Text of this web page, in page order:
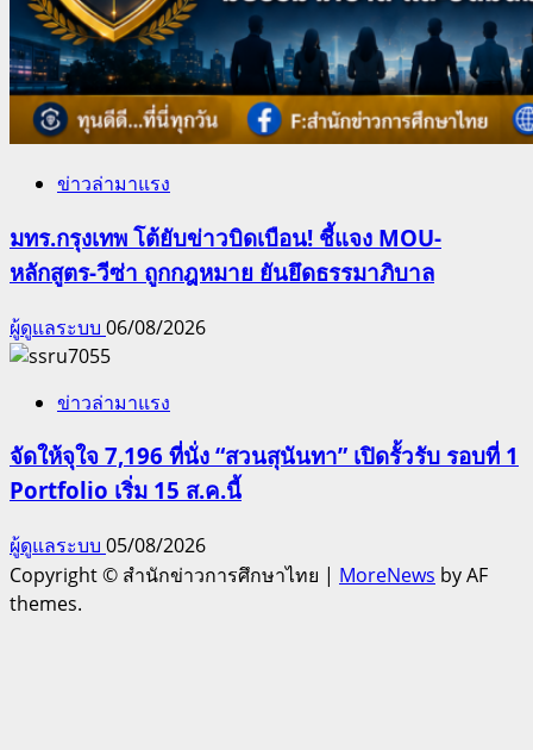
ข่าวล่ามาแรง
มทร.กรุงเทพ โต้ยับข่าวบิดเบือน! ชี้แจง MOU-
หลักสูตร-วีซ่า ถูกกฎหมาย ยันยึดธรรมาภิบาล
ผู้ดูแลระบบ 06/08/2026
ข่าวล่ามาแรง
จัดให้จุใจ 7,196 ที่นั่ง “สวนสุนันทา” เปิดรั้วรับ รอบที่ 1
Portfolio เริ่ม 15 ส.ค.นี้
ผู้ดูแลระบบ 05/08/2026
Copyright © สำนักข่าวการศึกษาไทย | MoreNews by AF
themes.